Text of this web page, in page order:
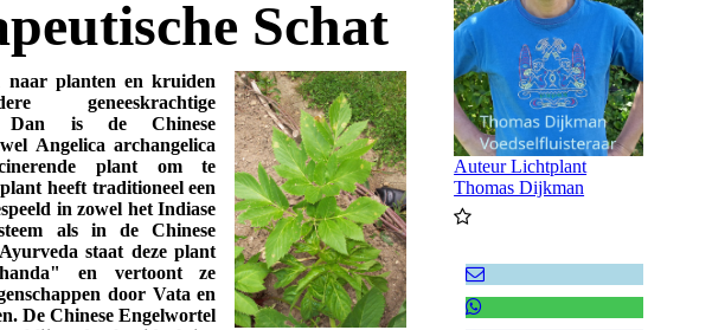
Schat
naar planten en kruiden
geneeskrachtige
Dan is de Chinese
Angelica archangelica
plant om te
heeft traditioneel een
in zowel het Indiase
als in de Chinese
staat deze plant
en vertoont ze
door Vata en
De Chinese Engelwortel
Auteur Lichtplant
Thomas Dijkman